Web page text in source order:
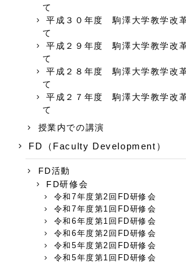
て
平成３０年度 駒澤大学教学改
て
平成２９年度 駒澤大学教学改
て
平成２８年度 駒澤大学教学改
て
平成２７年度 駒澤大学教学改
て
授業内での講演
FD（Faculty Development）
FD活動
FD研修会
令和7年度第2回FD研修会
令和7年度第1回FD研修会
令和6年度第1回FD研修会
令和6年度第2回FD研修会
令和5年度第2回FD研修会
令和5年度第1回FD研修会